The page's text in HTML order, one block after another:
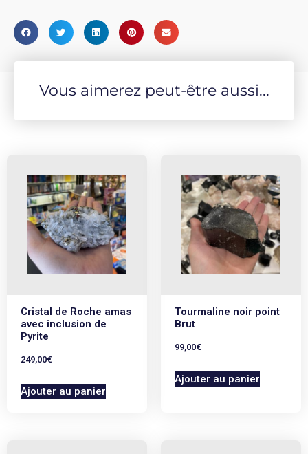
Vous aimerez peut-être aussi...
Cristal de Roche amas
avec inclusion de
Pyrite
249,00€
Ajouter au panier
Tourmaline noir point
Brut
99,00€
Ajouter au panier